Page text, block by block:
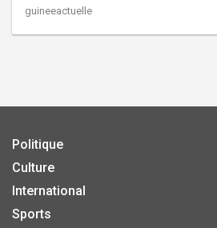
guineeactuelle
Politique
Culture
International
Sports